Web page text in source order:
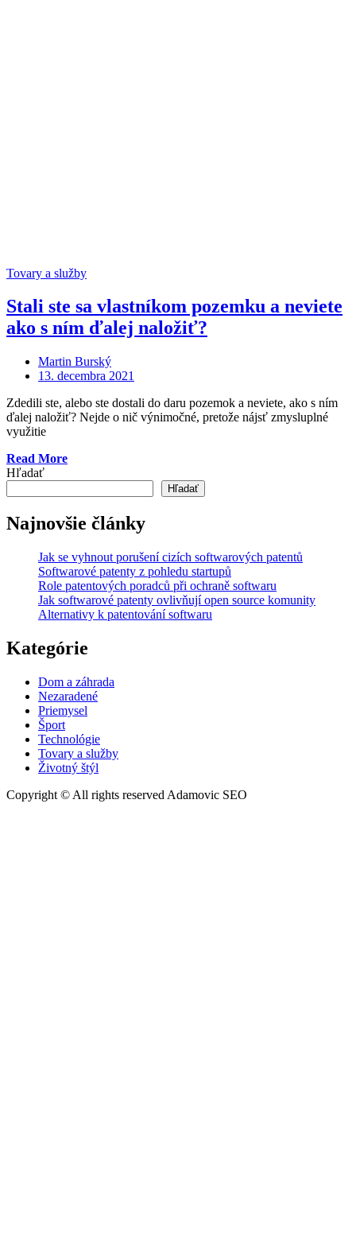
Tovary a služby
Stali ste sa vlastníkom pozemku a neviete
ako s ním ďalej naložiť?
Martin Burský
Posted
13. decembra 2021
Zdedili ste, alebo ste dostali do daru pozemok a neviete, ako s ním
ďalej naložiť? Nejde o nič výnimočné, pretože nájsť zmysluplné
využitie
Read More„Stali
vlastníkom
pozemku
a
ako
s
ním
ďalej
naložiť?“
Hľadať
Hľadať
Najnovšie články
Jak se vyhnout porušení cizích softwarových patentů
Softwarové patenty z pohledu startupů
Role patentových poradců při ochraně softwaru
Jak softwarové patenty ovlivňují open source komunity
Alternativy k patentování softwaru
Kategórie
Dom a záhrada
Nezaradené
Priemysel
Šport
Technológie
Tovary a služby
Životný štýl
Copyright © All rights reserved Adamovic SEO